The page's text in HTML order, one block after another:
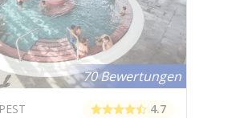
70 Bewertungen
4.7